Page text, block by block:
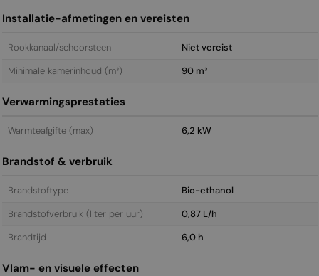
Installatie-afmetingen en vereisten
Rookkanaal/schoorsteen
Niet vereist
Minimale kamerinhoud (m³)
90 m³
Verwarmingsprestaties
Warmteafgifte (max) 6,2 kW
Brandstof & verbruik
Brandstoftype
Bio-ethanol
Brandstofverbruik (liter per uur)
0,87 L/h
Brandtijd
6,0 h
Vlam- en visuele effecten